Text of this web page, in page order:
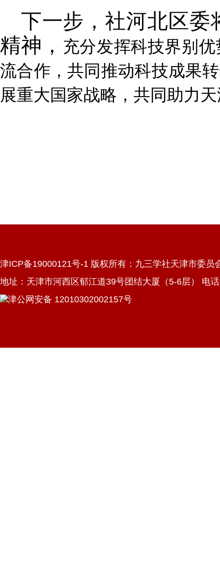
下一步，社河北区委
精神， 充分发挥科技界别
流合作，共同推动科技成果
展重大国家战略，共同助力
津ICP备19000121号-1 版权所有：九三学社天津市委员
地址：天津市河西区郁江道39号团结大厦（5-6层） 电
津公网安备 12010302002157号